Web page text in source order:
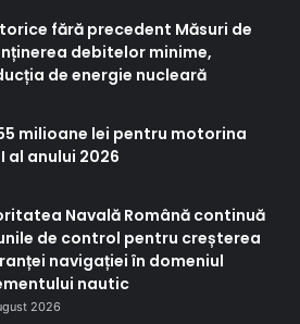
fără precedent Măsuri de
debitelor minime,
de energie nucleară
milioane lei pentru motorina
anului 2026
Navală Română continuă
de control pentru creșterea
navigației în domeniul
nautic
2026